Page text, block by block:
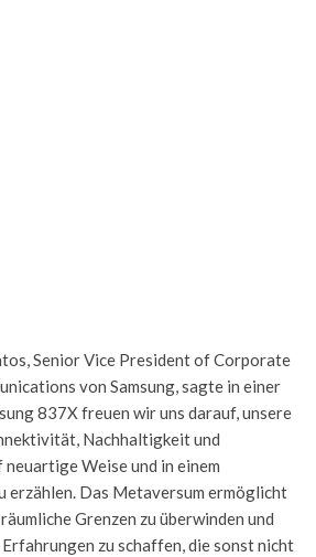
Senior Vice President of Corporate
von Samsung, sagte in einer
837X freuen wir uns darauf, unsere
Nachhaltigkeit und
Weise und in einem
erzählen. Das Metaversum ermöglicht
Grenzen zu überwinden und
zu schaffen, die sonst nicht